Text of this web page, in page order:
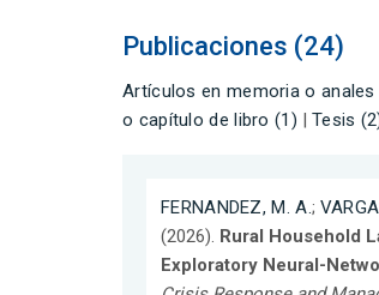
Publicaciones (24)
Artículos en memoria o
o capítulo de libro (1) | Tesis
FERNANDEZ, M. A. ;
(2026). Rural Household
Exploratory Neural-